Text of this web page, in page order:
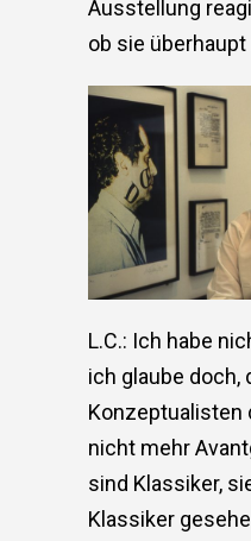
Ausstellung
ob sie
L.C.: Ich habe
ich glaube doch,
Konzeptualisten
nicht mehr
sind Klassiker,
Klassiker